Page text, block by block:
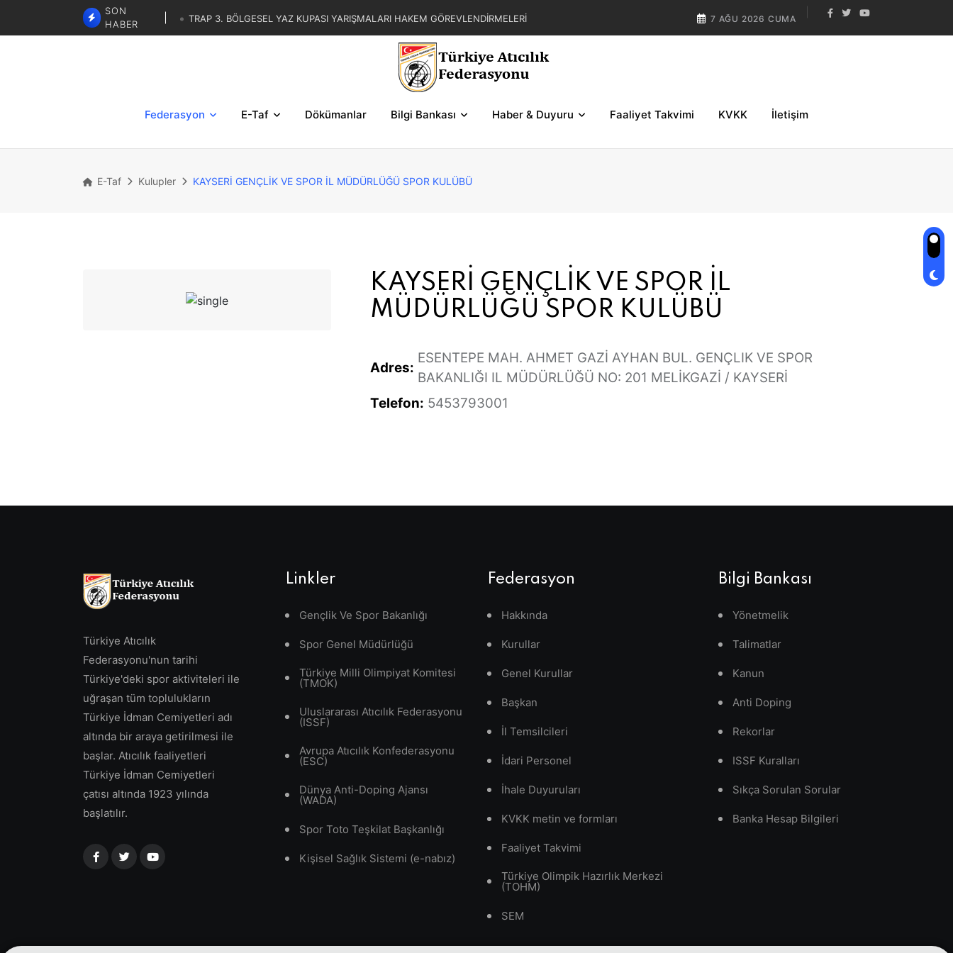
SON
HABER
TRAP 3. BÖLGESEL YAZ KUPASI YARIŞMALARI HAKEM GÖREVLENDİRMELERİ
SKEET - TRAP İBRAHİM KARASAR ZAFER KUPASI YARIŞMALARI KESİN KATILIM
TRAP 3. BÖLGESEL YAZ KUPASI YARIŞMA REGLAMANI
7 AĞU 2026 CUMA
Federasyon E-Taf Dökümanlar Bilgi Bankası Haber & Duyuru Faaliyet Takvimi KVKK İletişim
E-Taf Kulupler KAYSERİ GENÇLİK VE SPOR İL MÜDÜRLÜĞÜ SPOR KULÜBÜ
KAYSERİ GENÇLİK VE SPOR İL
MÜDÜRLÜĞÜ SPOR KULÜBÜ
Adres:
ESENTEPE MAH. AHMET GAZİ AYHAN BUL. GENÇLIK VE SPOR
BAKANLIĞI IL MÜDÜRLÜĞÜ NO: 201 MELİKGAZİ / KAYSERİ
Telefon: 5453793001
Türkiye Atıcılık
Federasyonu'nun tarihi
Türkiye'deki spor aktiviteleri ile
uğraşan tüm toplulukların
Türkiye İdman Cemiyetleri adı
altında bir araya getirilmesi ile
başlar. Atıcılık faaliyetleri
Türkiye İdman Cemiyetleri
çatısı altında 1923 yılında
başlatılır.
Linkler
Gençlik Ve Spor Bakanlığı
Spor Genel Müdürlüğü
Türkiye Milli Olimpiyat Komitesi
(TMOK)
Uluslararası Atıcılık Federasyonu
(ISSF)
Avrupa Atıcılık Konfederasyonu
(ESC)
Dünya Anti-Doping Ajansı
(WADA)
Spor Toto Teşkilat Başkanlığı
Kişisel Sağlık Sistemi (e-nabız)
Federasyon
Hakkında
Kurullar
Genel Kurullar
Başkan
İl Temsilcileri
İdari Personel
İhale Duyuruları
KVKK metin ve formları
Faaliyet Takvimi
Türkiye Olimpik Hazırlık Merkezi
(TOHM)
SEM
Bilgi Bankası
Yönetmelik
Talimatlar
Kanun
Anti Doping
Rekorlar
ISSF Kuralları
Sıkça Sorulan Sorular
Banka Hesap Bilgileri